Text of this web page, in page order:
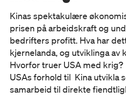
Kinas spektakulære
prisen på arbeidskraft og
bedrifters profitt. Hva har
kjernelanda, og utviklinga av
Hvorfor truer USA med
USAs forhold til Kina utvikla
samarbeid til direkte